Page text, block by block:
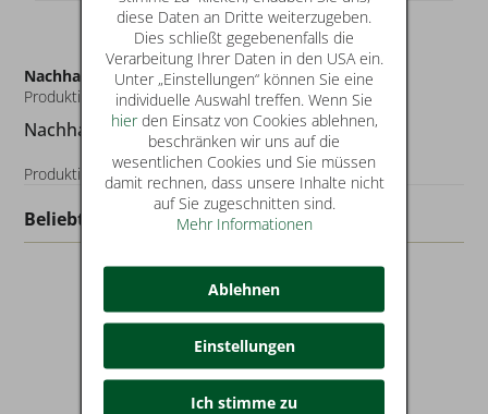
Nachhaltigkeit
Produktionsland: Jamehr
Nachhaltigkeit von "Lite Hike Lady GTX"
Produktionsland: Ja
Beliebt in dieser Kategorie
diese Daten an Dritte weiterzugeben.
Dies schließt gegebenenfalls die
Verarbeitung Ihrer Daten in den USA ein.
Unter „Einstellungen“ können Sie eine
individuelle Auswahl treffen. Wenn Sie
hierden Einsatz von Cookies ablehnen,
beschränken wir uns auf die
wesentlichen Cookies und Sie müssen
damit rechnen, dass unsere Inhalte nicht
auf Sie zugeschnitten sind.
Mehr Informationen
Ablehnen
Einstellungen
Ich stimme zu